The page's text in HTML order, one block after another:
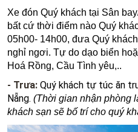
Xe đón Quý khách tại Sân
bất cứ thời điểm nào Quý
05h00- 14h00, đưa Quý
nghỉ ngơi.Tự do dạo biển
Hoá Rồng, Cầu Tình yêu,..
- Trưa: Quý khách tự túc ăn
Nẵng. (Thời gian nhận phòng
khách sạn sẽ bố trí cho quý